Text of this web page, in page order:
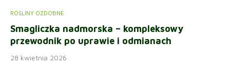
ROŚLINY OZDOBNE
Smagliczka nadmorska – kompleksowy
przewodnik po uprawie i odmianach
28 kwietnia 2026